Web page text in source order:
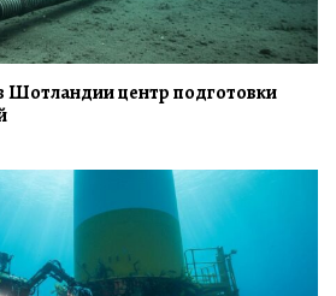
Шотландии центр подготовки